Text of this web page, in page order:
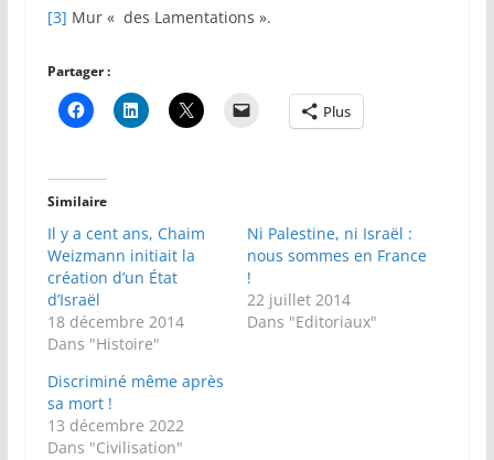
[3] Mur « des Lamentations ».
Partager :
Plus
Similaire
Il y a cent ans, Chaim
Weizmann initiait la
création d’un État
d’Israël
18 décembre 2014
Dans "Histoire"
Ni Palestine, ni Israël :
nous sommes en France
!
22 juillet 2014
Dans "Editoriaux"
Discriminé même après
sa mort !
13 décembre 2022
Dans "Civilisation"